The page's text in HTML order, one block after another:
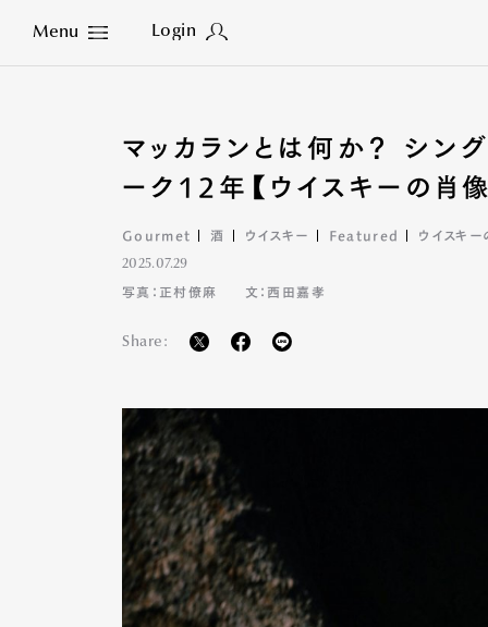
Menu Login
Close
マッカランとは何か？ シン
ーク12年【ウイスキーの
Gourmet 酒 ウイスキー Featured ウイスキー
2025.07.29
写真：正村僚麻 文：西田嘉孝
Share: